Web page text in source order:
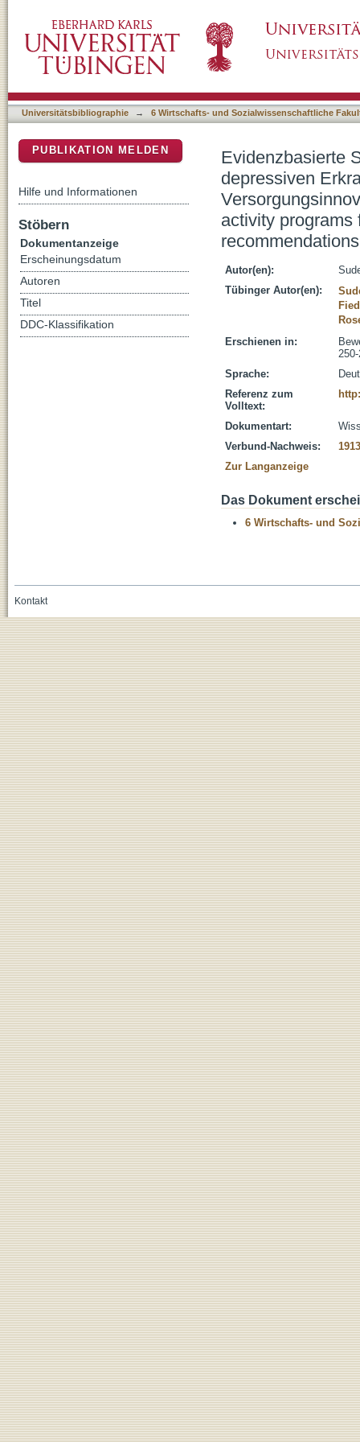
aktuelle Empfehlungen und
activity programs for people with
service innovations
Universitätsbibliographie → 6 Wirtschafts- und Sozialwissenschaftliche
Evidenzbasierte
depressiven
activity programs
Autor(en):
Tübinger Autor(en):
Erschienen in:
Sprache:
Referenz zum
Volltext:
Dokumentart:
Verbund-Nachweis:
Zur Langanzeige
Das Dokument
6 Wirtschafts- und
PUBLIKATION MELDEN
Hilfe und Informationen
Stöbern
Dokumentanzeige
Erscheinungsdatum
Autoren
Titel
DDC-Klassifikation
Kontakt